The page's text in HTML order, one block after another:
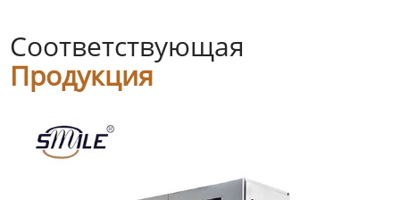
Соответствующая
Продукция